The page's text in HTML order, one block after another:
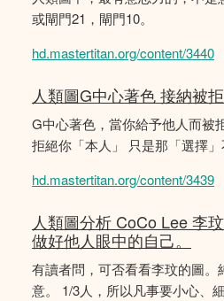
或閘門21，閘門10。
hd.mastertitan.org/content/3440
人類圖G中心著色 接納被
G中心著色，當你給予他人而被
拒絕你「本人」 只是那「選擇」
hd.mastertitan.org/content/3439
人類圖分析 CoCo Lee 李
做好他人眼中的自己。
有讀者問，可否看看李玟的圖。
意。 1/3人，所以凡事要小心、